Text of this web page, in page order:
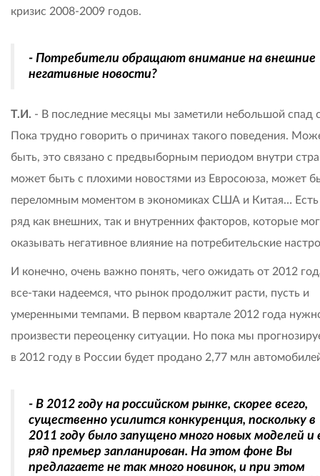
кризис 2008-2009 годов.
- Потребители обращают внимание на внешние
негативные новости?
Т.И. - В последние месяцы мы заметили небольшой спад
Пока трудно говорить о причинах такого поведения.
быть, это связано с предвыборным периодом внутри
может быть с плохими новостями из Евросоюза, может
переломным моментом в экономиках США и Китая…
ряд как внешних, так и внутренних факторов, которые
оказывать негативное влияние на потребительские
И конечно, очень важно понять, чего ожидать от 2012
все-таки надеемся, что рынок продолжит расти, пусть и
умеренными темпами. В первом квартале 2012 года
произвести переоценку ситуации. Но пока мы
в 2012 году в России будет продано 2,77 млн
- В 2012 году на российском рынке, скорее всего,
существенно усилится конкуренция, поскольку в
2011 году было запущено много новых моделей и
ряд премьер запланирован. На этом фоне Вы
предлагаете не так много новинок, и при этом